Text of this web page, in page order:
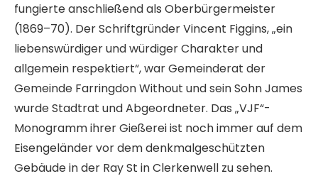
fungierte anschließend als Oberbürgermeister
(1869–70). Der Schriftgründer Vincent Figgins, „ein
liebenswürdiger und würdiger Charakter und
allgemein respektiert“, war Gemeinderat der
Gemeinde Farringdon Without und sein Sohn James
wurde Stadtrat und Abgeordneter. Das „VJF“-
Monogramm ihrer Gießerei ist noch immer auf dem
Eisengeländer vor dem denkmalgeschützten
Gebäude in der Ray St in Clerkenwell zu sehen.